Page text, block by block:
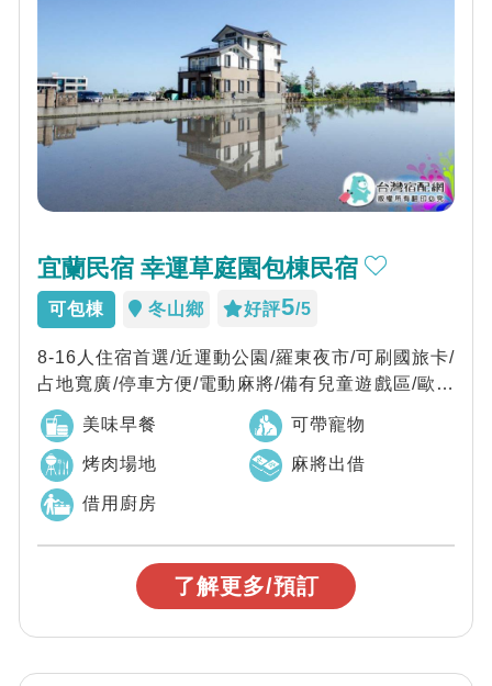
宜蘭民宿 幸運草庭園包棟民宿
可包棟 冬山鄉 好評5/5
8-16人住宿首選/近運動公園/羅東夜市/可刷國旅卡/
占地寬廣/停車方便/電動麻將/備有兒童遊戲區/歐式
建築/鄉村風客房/平價大享...
美味早餐 可帶寵物
烤肉場地 麻將出借
借用廚房
了解更多/預訂